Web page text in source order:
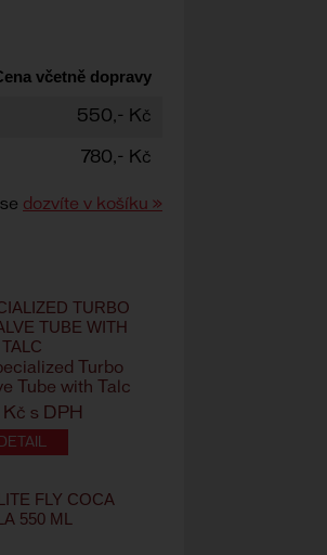
včetně dopravy
550,- Kč
780,- Kč
dozvíte v košíku »
TURBO
TUBE WITH
TALC
s DPH
FLY COCA
550 ML